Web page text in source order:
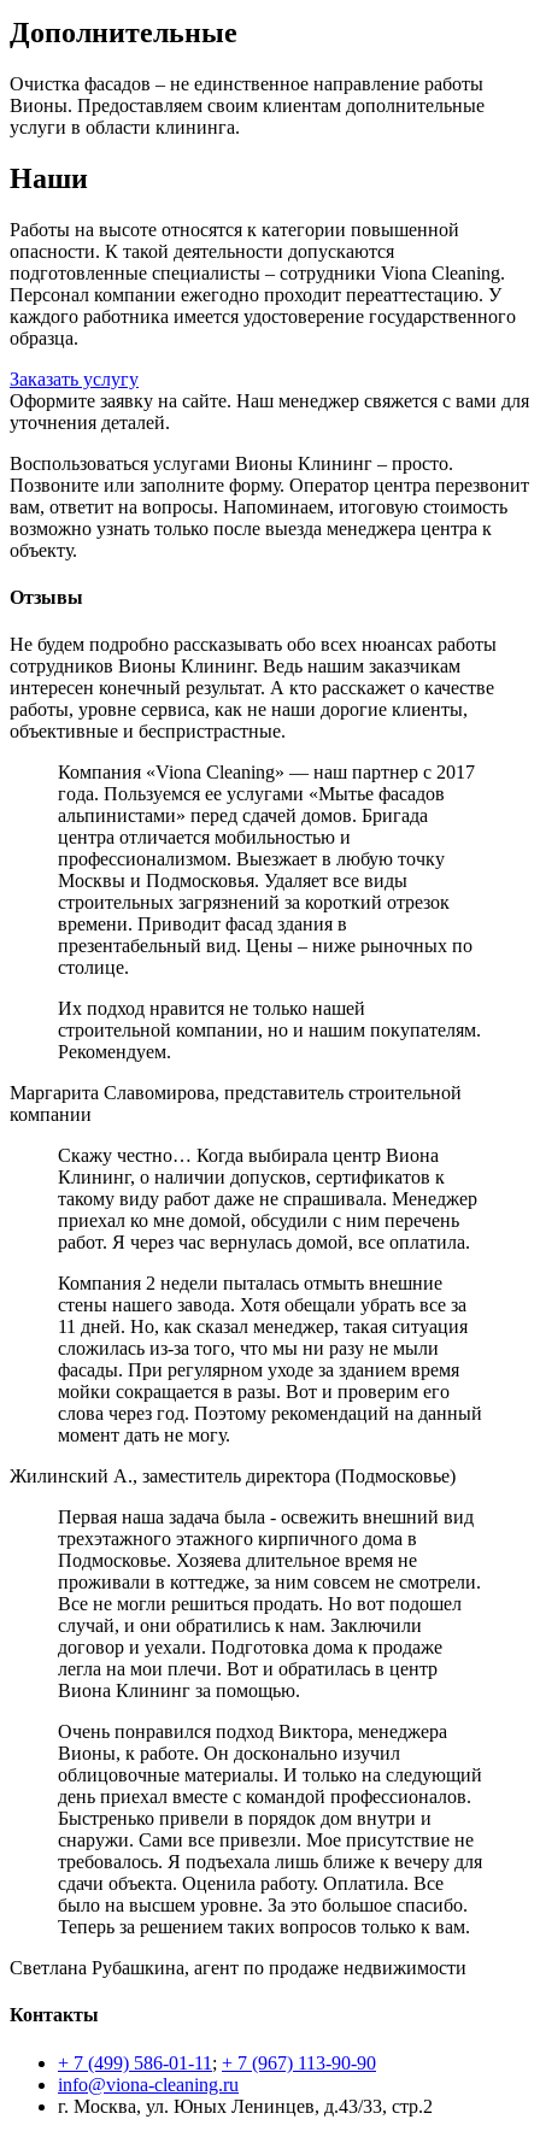
Дополнительные
Очистка фасадов – не единственное направление работы
Вионы. Предоставляем своим клиентам дополнительные
услуги в области клининга.
Наши
Работы на высоте относятся к категории повышенной
опасности. К такой деятельности допускаются
подготовленные специалисты – сотрудники Viona Cleaning.
Персонал компании ежегодно проходит переаттестацию. У
каждого работника имеется удостоверение государственного
образца.
Заказать услугу
Оформите заявку на сайте. Наш менеджер свяжется с вами для
уточнения деталей.
Воспользоваться услугами Вионы Клининг – просто.
Позвоните или заполните форму. Оператор центра перезвонит
вам, ответит на вопросы. Напоминаем, итоговую стоимость
возможно узнать только после выезда менеджера центра к
объекту.
Отзывы
Не будем подробно рассказывать обо всех нюансах работы
сотрудников Вионы Клининг. Ведь нашим заказчикам
интересен конечный результат. А кто расскажет о качестве
работы, уровне сервиса, как не наши дорогие клиенты,
объективные и беспристрастные.
Компания «Viona Cleaning» — наш партнер с 2017
года. Пользуемся ее услугами «Мытье фасадов
альпинистами» перед сдачей домов. Бригада
центра отличается мобильностью и
профессионализмом. Выезжает в любую точку
Москвы и Подмосковья. Удаляет все виды
строительных загрязнений за короткий отрезок
времени. Приводит фасад здания в
презентабельный вид. Цены – ниже рыночных по
столице.
Их подход нравится не только нашей
строительной компании, но и нашим покупателям.
Рекомендуем.
Маргарита Славомирова, представитель строительной
компании
Скажу честно… Когда выбирала центр Виона
Клининг, о наличии допусков, сертификатов к
такому виду работ даже не спрашивала. Менеджер
приехал ко мне домой, обсудили с ним перечень
работ. Я через час вернулась домой, все оплатила.
Компания 2 недели пыталась отмыть внешние
стены нашего завода. Хотя обещали убрать все за
11 дней. Но, как сказал менеджер, такая ситуация
сложилась из-за того, что мы ни разу не мыли
фасады. При регулярном уходе за зданием время
мойки сокращается в разы. Вот и проверим его
слова через год. Поэтому рекомендаций на данный
момент дать не могу.
Жилинский А., заместитель директора (Подмосковье)
Первая наша задача была - освежить внешний вид
трехэтажного этажного кирпичного дома в
Подмосковье. Хозяева длительное время не
проживали в коттедже, за ним совсем не смотрели.
Все не могли решиться продать. Но вот подошел
случай, и они обратились к нам. Заключили
договор и уехали. Подготовка дома к продаже
легла на мои плечи. Вот и обратилась в центр
Виона Клининг за помощью.
Очень понравился подход Виктора, менеджера
Вионы, к работе. Он досконально изучил
облицовочные материалы. И только на следующий
день приехал вместе с командой профессионалов.
Быстренько привели в порядок дом внутри и
снаружи. Сами все привезли. Мое присутствие не
требовалось. Я подъехала лишь ближе к вечеру для
сдачи объекта. Оценила работу. Оплатила. Все
было на высшем уровне. За это большое спасибо.
Теперь за решением таких вопросов только к вам.
Светлана Рубашкина, агент по продаже недвижимости
Контакты
+ 7 (499) 586-01-11 ; + 7 (967) 113-90-90
info@viona-cleaning.ru
г. Москва, ул. Юных Ленинцев, д.43/33, стр.2